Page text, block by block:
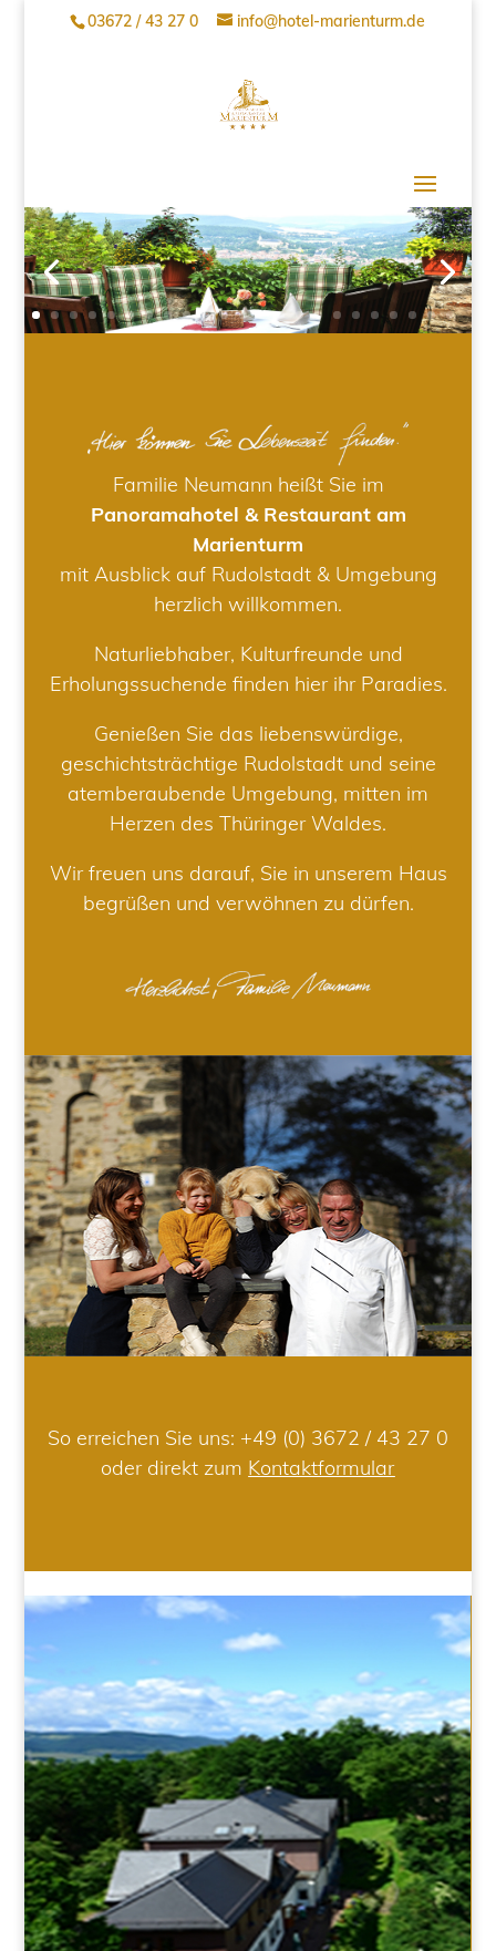
03672 / 43 27 0 info@hotel-marienturm.de
Familie Neumann heißt Sie im
Panoramahotel & Restaurant am
Marienturm
mit Ausblick auf Rudolstadt & Umgebung
herzlich willkommen.
Naturliebhaber, Kulturfreunde und
Erholungssuchende finden hier ihr Paradies.
Genießen Sie das liebenswürdige,
geschichtsträchtige Rudolstadt und seine
atemberaubende Umgebung, mitten im
Herzen des Thüringer Waldes.
Wir freuen uns darauf, Sie in unserem Haus
begrüßen und verwöhnen zu dürfen.
So erreichen Sie uns: +49 (0) 3672 / 43 27 0
oder direkt zum Kontaktformular
HOTEL